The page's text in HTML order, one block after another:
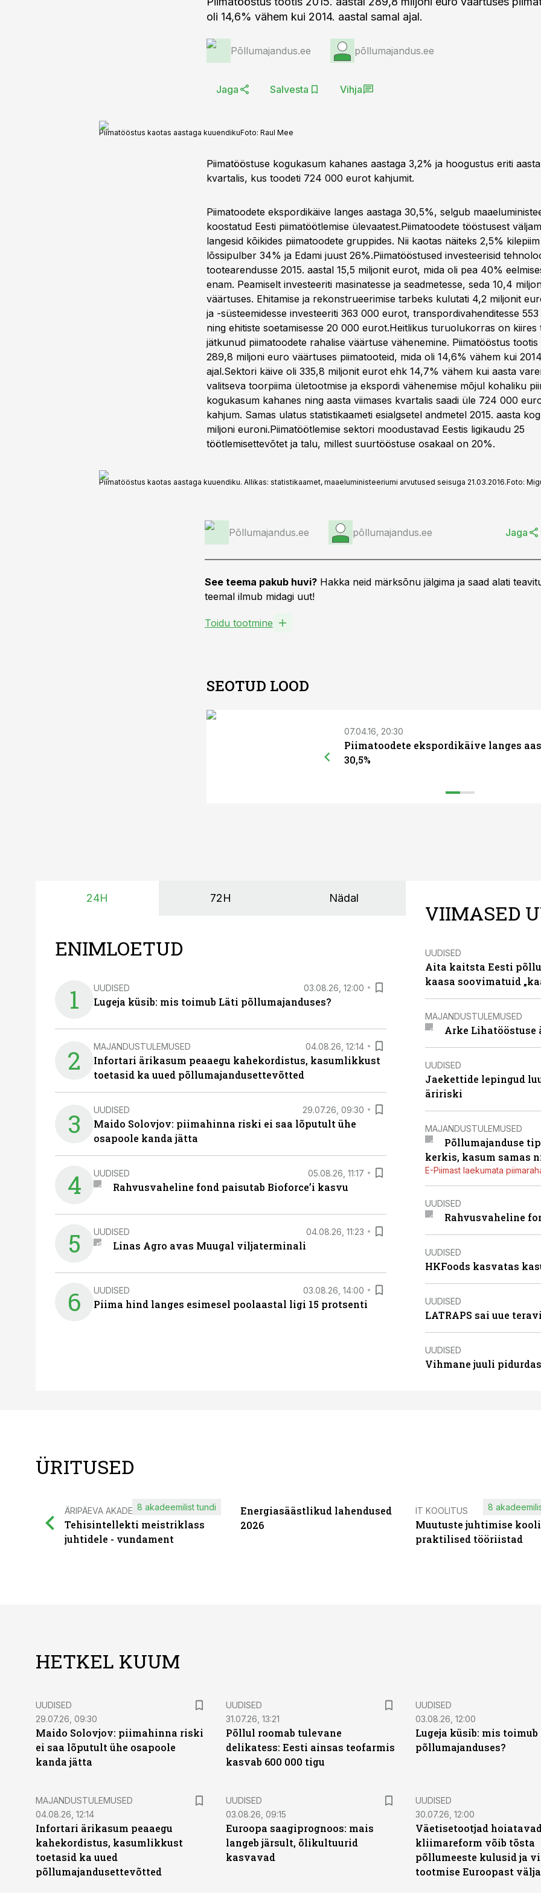
oli 14,6% vähem kui 2014. aastal samal ajal.
Põllumajandus.ee põllumajandus.ee
Jaga Salvesta Vihja
Piimatööstus kaotas aastaga kuuendikuFoto: Raul Mee
Piimatööstuse kogukasum kahanes aastaga 3,2% ja hoogustus eriti
kvartalis, kus toodeti 724 000 eurot kahjumit.
Piimatoodete ekspordikäive langes aastaga 30,5%, selgub
koostatud Eesti piimatöötlemise ülevaatest.Piimatoodete tööstusest
langesid kõikides piimatoodete gruppides. Nii kaotas näiteks 2,5%
lõssipulber 34% ja Edami juust 26%.Piimatööstused investeerisid
tootearendusse 2015. aastal 15,5 miljonit eurot, mida oli pea 40%
enam. Peamiselt investeeriti masinatesse ja seadmetesse, seda 10,4
väärtuses. Ehitamise ja rekonstrueerimise tarbeks kulutati 4,2 miljonit
ja -süsteemidesse investeeriti 363 000 eurot, transpordivahenditesse
ning ehitiste soetamisesse 20 000 eurot.Heitlikus turuolukorras on kiires
jätkunud piimatoodete rahalise väärtuse vähenemine. Piimatööstus tootis
289,8 miljoni euro väärtuses piimatooteid, mida oli 14,6% vähem kui
ajal.Sektori käive oli 335,8 miljonit eurot ehk 14,7% vähem kui aasta
valitseva toorpiima ületootmise ja ekspordi vähenemise mõjul kohaliku
kogukasum kahanes ning aasta viimases kvartalis saadi üle 724 000
kahjum. Samas ulatus statistikaameti esialgsetel andmetel 2015. aasta
miljoni euroni.Piimatöötlemise sektori moodustavad Eestis ligikaudu 25
töötlemisettevõtet ja talu, millest suurtööstuse osakaal on 20%.
Piimatööstus kaotas aastaga kuuendiku. Allikas: statistikaamet, maaeluministeeriumi arvutused seisuga 21.03.2016.Foto:
Põllumajandus.ee põllumajandus.ee Jaga
See teema pakub huvi? Hakka neid märksõnu jälgima ja saad alati
teemal ilmub midagi uut!
Toidu tootmine
SEOTUD LOOD
07.04.16, 20:30
Piimatoodete ekspordikäive langes
30,5%
24H 72H Nädal
ENIMLOETUD
1 UUDISED 03.08.26, 12:00
Lugeja küsib: mis toimub Läti põllumajanduses?
2 MAJANDUSTULEMUSED 04.08.26, 12:14
Infortari ärikasum peaaegu kahekordistus, kasumlikkust
toetasid ka uued põllumajandusettevõtted
3 UUDISED 29.07.26, 09:30
Maido Solovjov: piimahinna riski ei saa lõputult ühe
osapoole kanda jätta
4 UUDISED 05.08.26, 11:17
Rahvusvaheline fond paisutab Bioforce’i kasvu
5 UUDISED 04.08.26, 11:23
Linas Agro avas Muugal viljaterminali
6 UUDISED 03.08.26, 14:00
Piima hind langes esimesel poolaastal ligi 15 protsenti
VIIMASED
UUDISED
Aita kaitsta Eesti
kaasa soovimatuid
MAJANDUSTULEMUSED
Arke Lihatööstuse
UUDISED
Jaekettide lepingud
äririski
MAJANDUSTULEMUSED
Põllumajanduse
kerkis, kasum samas
E-Piimast laekumata
UUDISED
Rahvusvaheline
UUDISED
HKFoods kasvatas
UUDISED
LATRAPS sai uue
UUDISED
Vihmane juuli
ÜRITUSED
ÄRIPÄEVA AKADEEMIA
Tehisintellekti meistriklass
juhtidele - vundament
8 akadeemilist tundi
Energiasäästlikud lahendused
2026
IT KOOLITUS
Muutuste juhtimise
praktilised tööriistad
8
HETKEL KUUM
UUDISED
29.07.26, 09:30
Maido Solovjov: piimahinna riski
ei saa lõputult ühe osapoole
kanda jätta
UUDISED
31.07.26, 13:21
Põllul roomab tulevane
delikatess: Eesti ainsas teofarmis
kasvab 600 000 tigu
UUDISED
03.08.26, 12:00
Lugeja küsib: mis
põllumajanduses?
MAJANDUSTULEMUSED
04.08.26, 12:14
Infortari ärikasum peaaegu
kahekordistus, kasumlikkust
toetasid ka uued
põllumajandusettevõtted
UUDISED
03.08.26, 09:15
Euroopa saagiprognoos: mais
langeb järsult, õlikultuurid
kasvavad
UUDISED
30.07.26, 12:00
Väetisetootjad
kliimareform võib tõsta
põllumeeste kulusid ja
tootmise Euroopast välja